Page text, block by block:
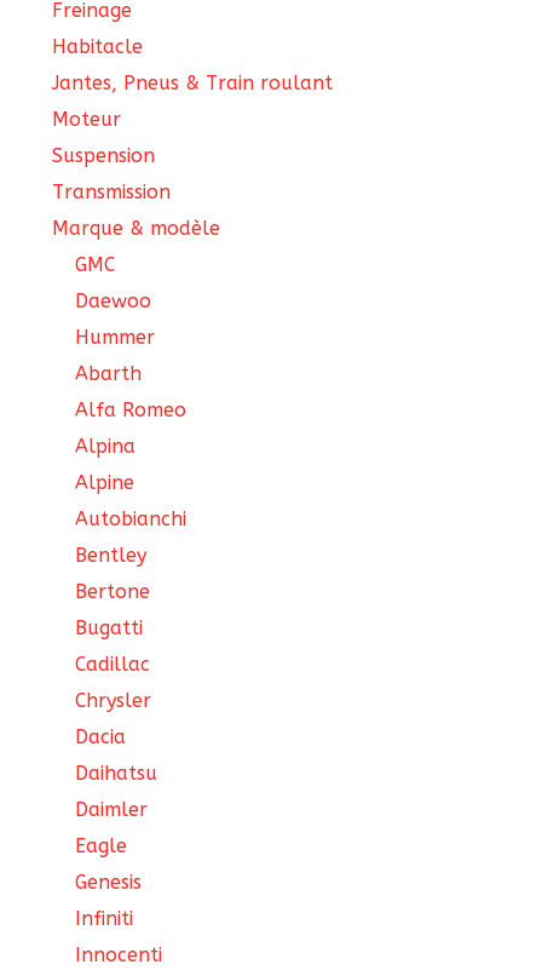
Freinage
Habitacle
Jantes, Pneus & Train roulant
Moteur
Suspension
Transmission
Marque & modèle
GMC
Daewoo
Hummer
Abarth
Alfa Romeo
Alpina
Alpine
Autobianchi
Bentley
Bertone
Bugatti
Cadillac
Chrysler
Dacia
Daihatsu
Daimler
Eagle
Genesis
Infiniti
Innocenti